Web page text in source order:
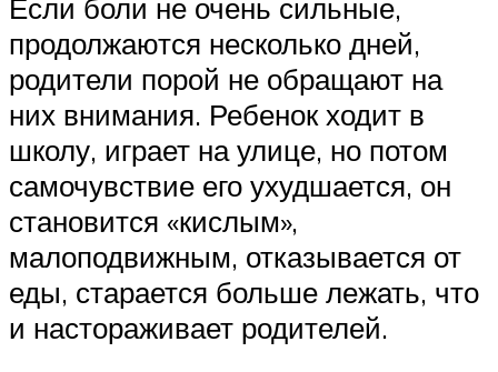
Если боли не очень сильные,
продолжаются несколько дней,
родители порой не обращают на
них внимания. Ребенок ходит в
школу, играет на улице, но потом
самочувствие его ухудшается, он
становится «кислым»,
малоподвижным, отказывается от
еды, старается больше лежать, что
и настораживает родителей.